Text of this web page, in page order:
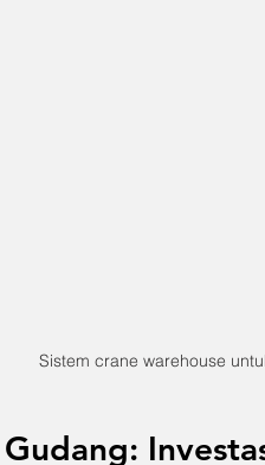
Sistem crane warehouse